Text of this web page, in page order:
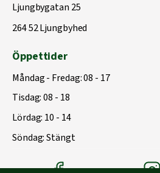
Ljungbygatan 25
264 52 Ljungbyhed
Öppettider
Måndag - Fredag: 08 - 17
Tisdag: 08 - 18
Lördag: 10 - 14
Söndag: Stängt